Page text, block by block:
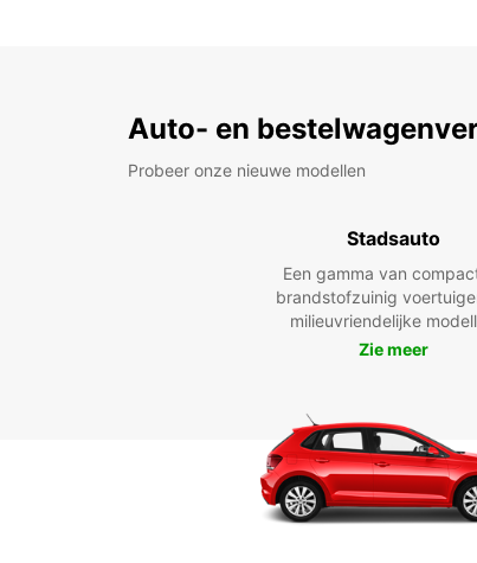
Auto- en
Probeer onze nieuwe modellen
Stadsauto
Een gamma van
brandstofzuinig
milieuvriendelijke
Zie meer